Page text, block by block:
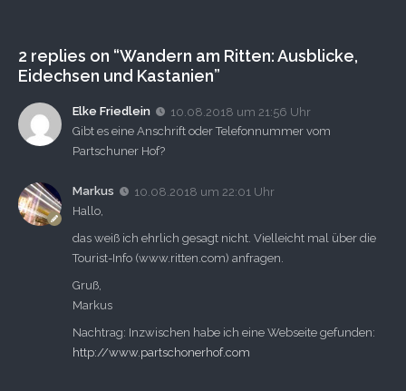
2 replies on “Wandern am Ritten: Ausblicke,
Eidechsen und Kastanien”
Elke Friedlein
10.08.2018 um 21:56 Uhr
Gibt es eine Anschrift oder Telefonnummer vom
Partschuner Hof?
Markus
10.08.2018 um 22:01 Uhr
Hallo,
das weiß ich ehrlich gesagt nicht. Vielleicht mal über die
Tourist-Info (www.ritten.com) anfragen.
Gruß,
Markus
Nachtrag: Inzwischen habe ich eine Webseite gefunden:
http://www.partschonerhof.com